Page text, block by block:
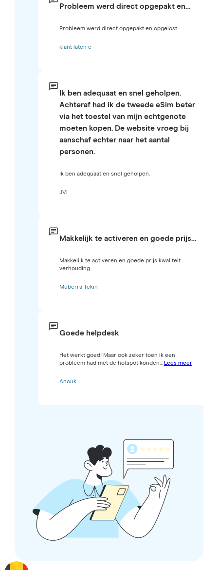
Probleem werd direct opgepakt en…
Probleem werd direct opgepakt en opgelost
klant laten c
Ik ben adequaat en snel geholpen.
Achteraf had ik de tweede eSim beter
via het toestel van mijn echtgenote
moeten kopen. De website vroeg bij
aanschaf echter naar het aantal
personen.
Ik ben adequaat en snel geholpen.
J.Vl
Makkelijk te activeren en goede prijs…
Makkelijk te activeren en goede prijs kwaliteit
verhouding
Muberra Tekin
Goede helpdesk
Het werkt goed! Maar ook zeker toen ik een
probleem had met de hotspot konden... Lees meer
Anouk